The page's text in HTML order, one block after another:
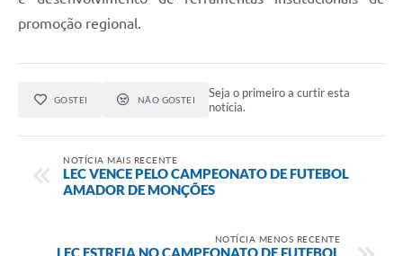
promoção regional.
GOSTEI NÃO GOSTEI
Seja o primeiro a curtir esta
notícia.
NOTÍCIA MAIS RECENTE
LEC VENCE PELO CAMPEONATO DE FUTEBOL
AMADOR DE MONÇÕES
NOTÍCIA MENOS RECENTE
LEC ESTREIA NO CAMPEONATO DE FUTEBOL